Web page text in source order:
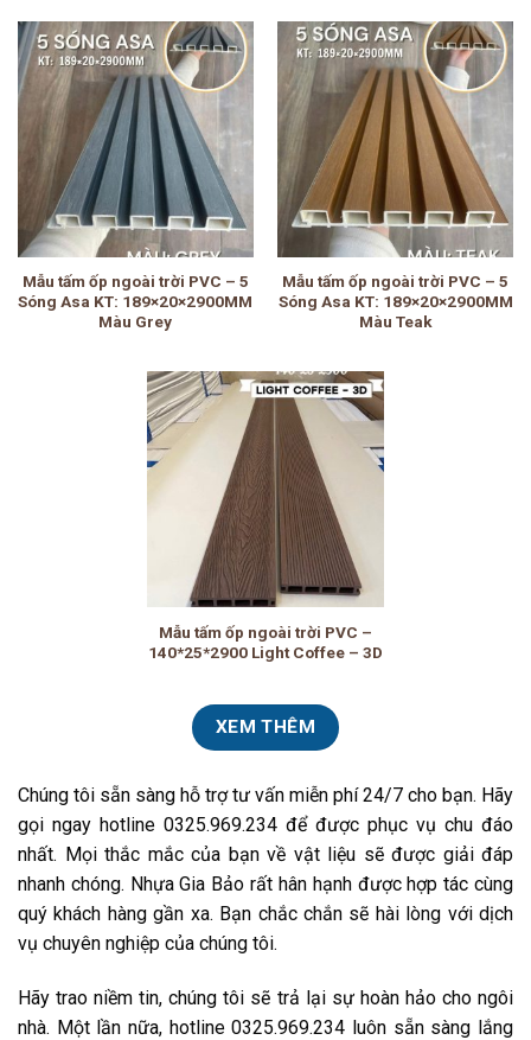
Mẫu tấm ốp ngoài trời PVC – 5
Sóng Asa KT: 189×20×2900MM
Màu Grey
Mẫu tấm ốp ngoài trời PVC – 5
Sóng Asa KT: 189×20×2900MM
Màu Teak
Mẫu tấm ốp ngoài trời PVC –
140*25*2900 Light Coffee – 3D
XEM THÊM
Chúng tôi sẵn sàng hỗ trợ tư vấn miễn phí 24/7 cho bạn. Hãy
gọi ngay hotline 0325.969.234 để được phục vụ chu đáo
nhất. Mọi thắc mắc của bạn về vật liệu sẽ được giải đáp
nhanh chóng. Nhựa Gia Bảo rất hân hạnh được hợp tác cùng
quý khách hàng gần xa. Bạn chắc chắn sẽ hài lòng với dịch
vụ chuyên nghiệp của chúng tôi.
Hãy trao niềm tin, chúng tôi sẽ trả lại sự hoàn hảo cho ngôi
nhà. Một lần nữa, hotline 0325.969.234 luôn sẵn sàng lắng